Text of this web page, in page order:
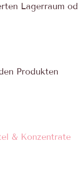
Lagerraum
Produkten
& Konzentrate